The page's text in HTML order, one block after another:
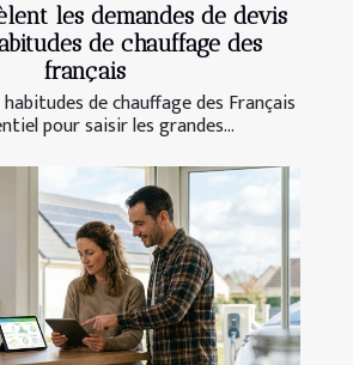
les demandes de devis
de chauffage des
français
de chauffage des Français
pour saisir les grandes...